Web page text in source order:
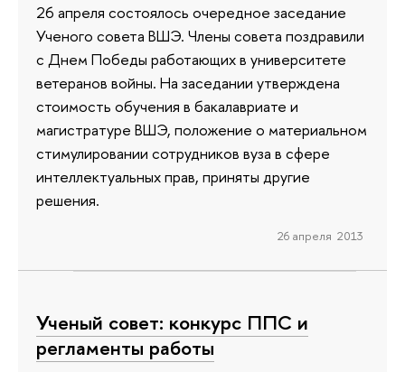
26 апреля состоялось очередное заседание
Ученого совета ВШЭ. Члены совета поздравили
с Днем Победы работающих в университете
ветеранов войны. На заседании утверждена
стоимость обучения в бакалавриате и
магистратуре ВШЭ, положение о материальном
стимулировании сотрудников вуза в сфере
интеллектуальных прав, приняты другие
решения.
26 апреля 2013
Ученый совет: конкурс ППС и
регламенты работы